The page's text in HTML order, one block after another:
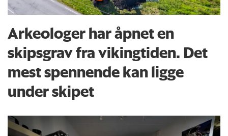
Arkeologer har åpnet en
skipsgrav fra vikingtiden. Det
mest spennende kan ligge
under skipet